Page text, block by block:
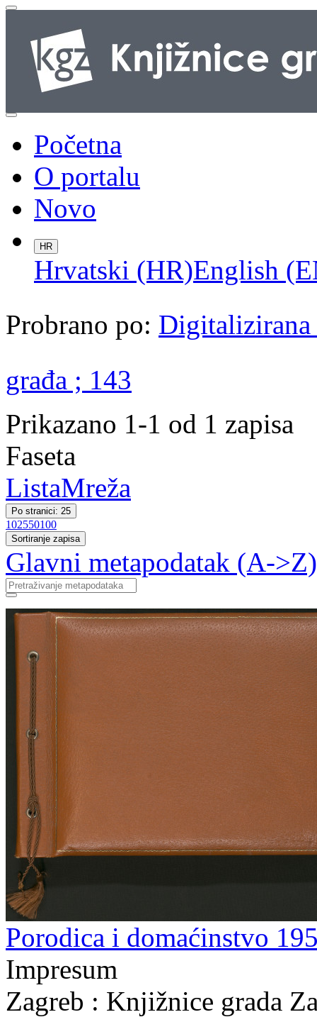
Početna
O portalu
Novo
HR
Hrvatski (HR)English
Probrano po: Digitalizirana
građa ; 143
Prikazano 1-1 od 1 zapisa
Faseta
ListaMreža
Po stranici: 25
102550100
Sortiranje zapisa
Glavni metapodatak (A->Z)
Porodica i domaćinstvo
Impresum
Zagreb : Knjižnice grada